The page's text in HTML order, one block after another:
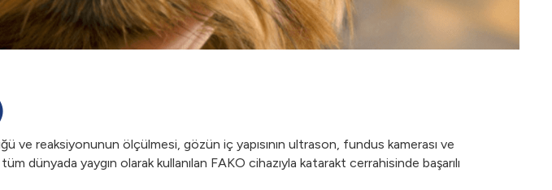
ve reaksiyonunun ölçülmesi, gözün iç yapısının ultrason, fundus kamerası ve
yaygın olarak kullanılan FAKO cihazıyla katarakt cerrahisinde başarılı